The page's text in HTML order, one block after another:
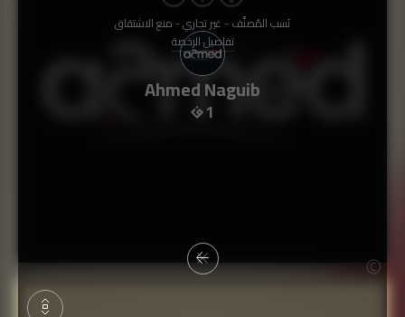
Ahmed Naguib
1
نَسب المُصنَّف - غير تجاري - منع الاشتقاق
تفاصيل الرخصة